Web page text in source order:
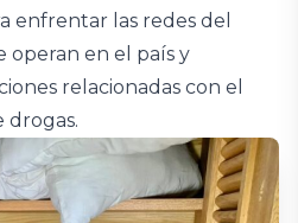
enfrentar las redes del
operan en el país y
relacionadas con el
drogas.